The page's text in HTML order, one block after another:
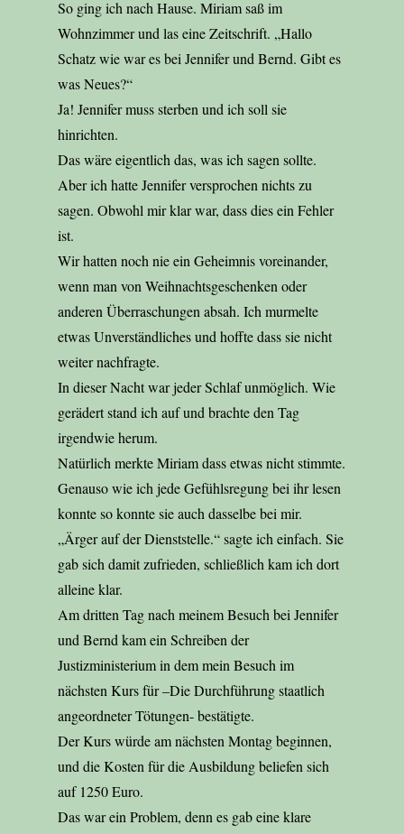
So ging ich nach Hause. Miriam saß im
Wohnzimmer und las eine Zeitschrift. „Hallo
Schatz wie war es bei Jennifer und Bernd. Gibt es
was Neues?“
Ja! Jennifer muss sterben und ich soll sie
hinrichten.
Das wäre eigentlich das, was ich sagen sollte.
Aber ich hatte Jennifer versprochen nichts zu
sagen. Obwohl mir klar war, dass dies ein Fehler
ist.
Wir hatten noch nie ein Geheimnis voreinander,
wenn man von Weihnachtsgeschenken oder
anderen Überraschungen absah. Ich murmelte
etwas Unverständliches und hoffte dass sie nicht
weiter nachfragte.
In dieser Nacht war jeder Schlaf unmöglich. Wie
gerädert stand ich auf und brachte den Tag
irgendwie herum.
Natürlich merkte Miriam dass etwas nicht stimmte.
Genauso wie ich jede Gefühlsregung bei ihr lesen
konnte so konnte sie auch dasselbe bei mir.
„Ärger auf der Dienststelle.“ sagte ich einfach. Sie
gab sich damit zufrieden, schließlich kam ich dort
alleine klar.
Am dritten Tag nach meinem Besuch bei Jennifer
und Bernd kam ein Schreiben der
Justizministerium in dem mein Besuch im
nächsten Kurs für –Die Durchführung staatlich
angeordneter Tötungen- bestätigte.
Der Kurs würde am nächsten Montag beginnen,
und die Kosten für die Ausbildung beliefen sich
auf 1250 Euro.
Das war ein Problem, denn es gab eine klare